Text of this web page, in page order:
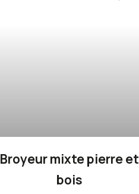
Broyeur mixte pierre et
bois